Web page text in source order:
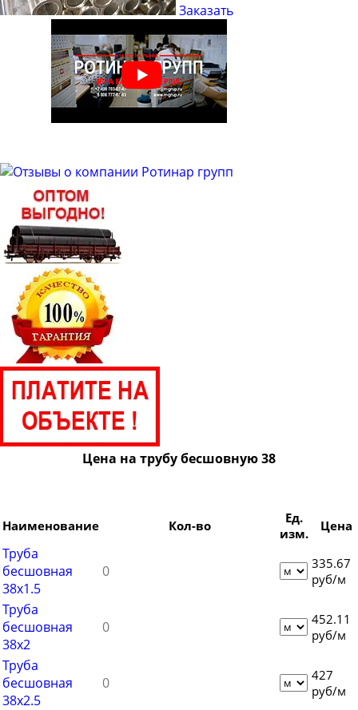
Труба бесшовная 21
Труба бесшовная 22
Труба бесшовная 24
Труба бесшовная 25
Труба бесшовная 28
Труба бесшовная 30
Труба бесшовная 32
Труба бесшовная 34
Труба бесшовная 35
Труба бесшовная 36
Труба бесшовная 40
Труба бесшовная 42
Труба бесшовная 45
Труба бесшовная 48
Труба бесшовная 50
Труба бесшовная 51
Труба бесшовная 53
Труба бесшовная 63
Труба бесшовная 63.5
Труба бесшовная 73
Заказать
Цена на трубу бесшовную 38
Наименование Кол-во
Ед.
изм.
Цена
Труба
бесшовная
38х1.5
335.67
руб/м
Труба
бесшовная
38х2
452.11
руб/м
Труба
бесшовная
38х2.5
427
руб/м